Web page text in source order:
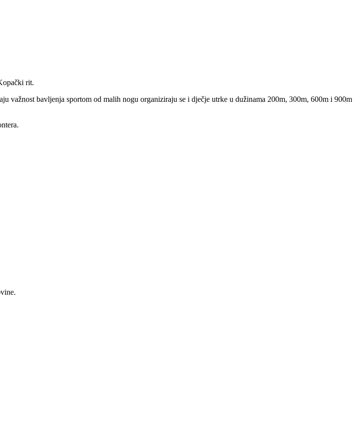
rit.
važnost bavljenja sportom od malih nogu organiziraju se i dječje utrke u dužinama 200m, 300m, 600m i 900m